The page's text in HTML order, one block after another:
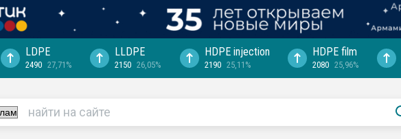
LDPE
2490 27,71%
LLDPE
2150 26,05%
HDPE injection
2190 25,11%
HDPE film
2080 25,96%